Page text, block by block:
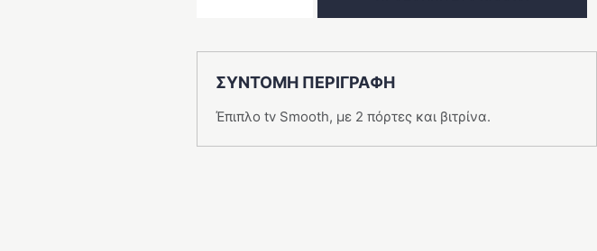
ποσότητα
ΣΥΝΤΟΜΗ ΠΕΡΙΓΡΑΦΗ
Έπιπλο tv Smooth, με 2 πόρτες και βιτρίνα.